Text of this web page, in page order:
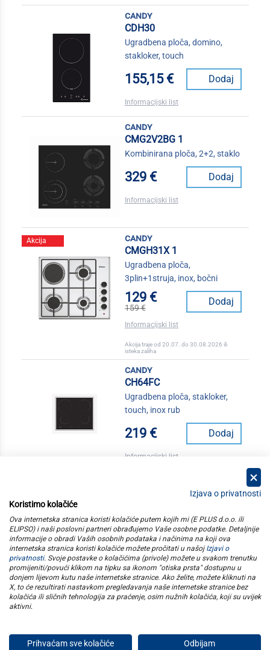
candy
CDH30
Ugradbena ploča, domino,
stakloker, touch
155,15 € Dodaj
Informacijski list
candy
CMG2V2BG 1
Kombinirana ploča, 2+2, staklo
329 € Dodaj
Informacijski list
Akcija
candy
CMGH31X 1
Ugradbena ploča,
3plin+1struja, inox, bočni
129 €
159 €
Dodaj
Informacijski list
Akcija traje od 20.07. do 30.08.2026 ili
isteka zaliha
candy
CH64FC
Ugradbena ploča, stakloker,
touch, inox rub
219 € Dodaj
Informacijski list
kategorije
elipso
informacije
pratite nas
Izjava o privatnosti
Koristimo kolačiće
Ova internetska stranica koristi kolačiće putem kojih mi (E PLUS d.o.o. ili
ELIPSO) i naši poslovni partneri obrađujemo Vaše osobne podatke. Detaljnije
informacije o obradi Vaših osobnih podataka i načinima na koji ova
internetska stranica koristi kolačiće možete pročitati u našoj Izjavi o
privatnosti. Svoje postavke o kolačićima (privole) možete u svakom trenutku
promijeniti/povući klikom na tipku sa ikonom "otiska prsta" dostupnu u
donjem lijevom kutu naše internetske stranice. Ako želite, možete kliknuti na
X, to će rezultirati nastavkom pregledavanja naše internetske stranice bez
kolačića ili sličnih tehnologija za praćenje, osim nužnih kolačića, koji su uvijek
aktivni.
Prihvaćam sve kolačiće Odbijam